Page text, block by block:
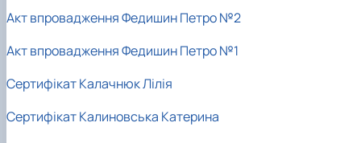
Акт впровадження Федишин Петро №2
Акт впровадження Федишин Петро №1
Сертифікат Калачнюк Лілія
Сертифікат Калиновська Катерина